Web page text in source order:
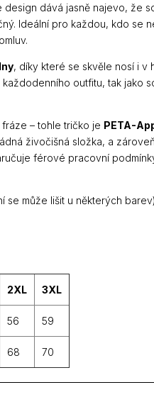
design dává jasně najevo, že
Ideální pro každou, kdo se
, díky které se skvěle nosí i v
outfitu, tak jako
– tohle tričko je PETA-
živočišná složka, a
férové pracovní
se může lišit u některých barev)
2XL 3XL
56 59
68 70